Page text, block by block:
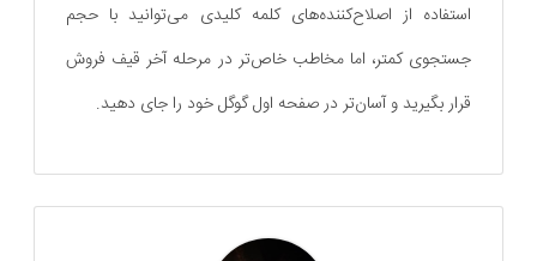
استفاده از اصلاح‌کننده‌های کلمه کلیدی می‌توانید با حجم
جستجوی کمتر، اما مخاطب خاص‌تر در مرحله آخر قیف فروش
قرار بگیرید و آسان‌تر در صفحه اول گوگل خود را جای دهید.